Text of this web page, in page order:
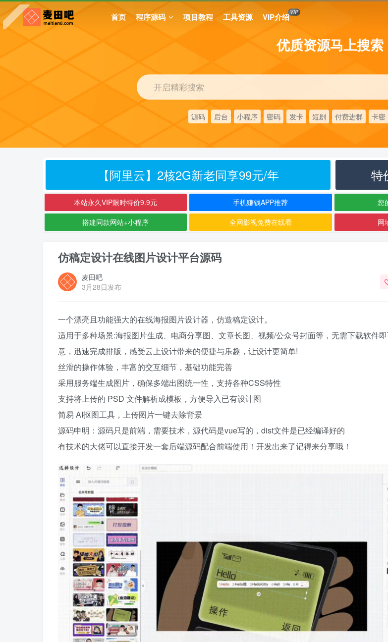
首页 程序源码 项目教程 工具资源 VIP介绍VIP
优质资源马上搜索
开启精彩搜索
源码 后台 小程序 密码 发卡 短剧 付费进群 卡密
【阿里云】2核2G新老同享99元/年 特
本站永久VIP限时特价9.9元 手机赚钱APP推荐 您
搭建同款网站+小程序 全网影视免费在线看 网
仿稿定设计在线图片设计平台源码
麦田吧
3月28日发布
一个漂亮且功能强大的在线海报图片设计器，仿造稿定设计。
适用于多种场景:海报图片生成、电商分享图、文章长图、视频/公众号封面等，无需下载软件
意，迅速完成排版，感受云上设计带来的便捷与乐趣，让设计更简单!
丝滑的操作体验，丰富的交互细节，基础功能完善
采用服务端生成图片，确保多端出图统一性，支持各种CSS特性
支持将上传的 PSD 文件解析成模板，方便导入已有设计图
简易 AI抠图工具，上传图片一键去除背景
源码申明：源码只是前端，需要技术，源代码是vue写的，dist文件是已经编译好的
有技术的大佬可以直接开发一套后端源码配合前端使用！开发出来了记得来分享哦！